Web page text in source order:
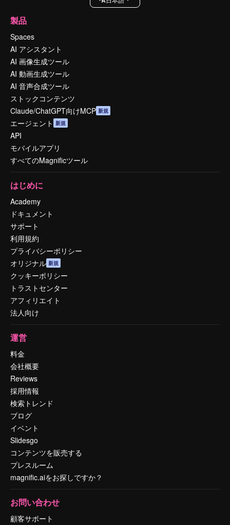
製品
Spaces
AI アシスタント
AI 画像生成ツール
AI 動画生成ツール
AI 音声合成ツール
ストックコンテンツ
Claude/ChatGPT向けMCP 新規
エージェント 新規
API
モバイルアプリ
すべてのMagnificツール
はじめに
Academy
ドキュメント
サポート
利用規約
プライバシーポリシー
オリジナル 新規
クッキーポリシー
トラストセンター
アフィリエイト
法人向け
運営
料金
会社概要
Reviews
採用情報
検索トレンド
ブログ
イベント
Slidesgo
コンテンツを販売する
プレスルーム
magnific.aiをお探しですか？
お問い合わせ
顧客サポート